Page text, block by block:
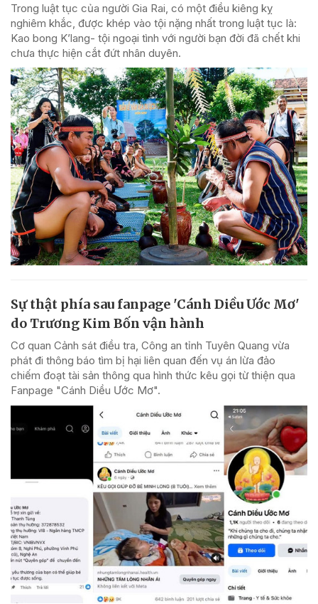
Trong luật tục của người Gia Rai, có một điều kiêng kỵ
nghiêm khắc, được khép vào tội nặng nhất trong luật tục là:
Kao bong K’lang- tội ngoại tình với người bạn đời đã chết khi
chưa thực hiện cắt đứt nhân duyên.
Sự thật phía sau fanpage 'Cánh Diều Ước Mơ'
do Trương Kim Bốn vận hành
Cơ quan Cảnh sát điều tra, Công an tỉnh Tuyên Quang vừa
phát đi thông báo tìm bị hại liên quan đến vụ án lừa đảo
chiếm đoạt tài sản thông qua hình thức kêu gọi từ thiện qua
Fanpage "Cánh Diều Ước Mơ".